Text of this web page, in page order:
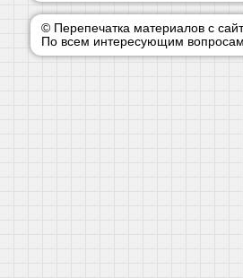
© Перепечатка материалов с
По всем интересующим